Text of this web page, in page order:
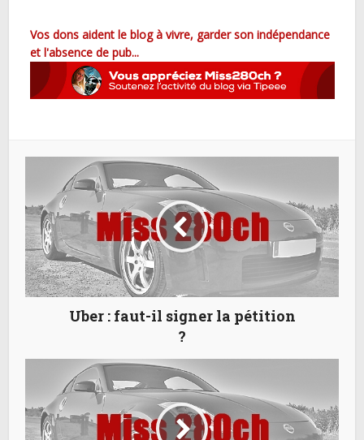
Vos dons aident le blog à vivre, garder son indépendance
et l'absence de pub...
Uber : faut-il signer la pétition
?